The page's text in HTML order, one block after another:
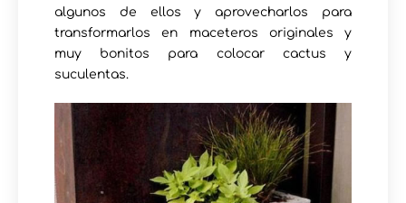
algunos de ellos y aprovecharlos para
transformarlos en maceteros originales y
muy bonitos para colocar cactus y
suculentas.